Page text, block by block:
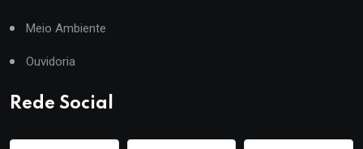
Meio Ambiente
Ouvidoria
Rede Social